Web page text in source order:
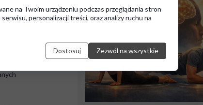
na Twoim urządzeniu podczas przeglądania stron
personalizacji treści, oraz analizy ruchu na
Dostosuj Zezwól na wszystkie